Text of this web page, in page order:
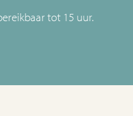
tot 15 uur.